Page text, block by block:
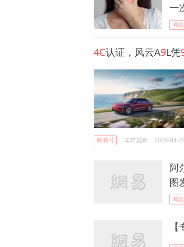
一
网
4C认证，风云A9L凭
网易号 车市观察 2026-04-
阿
图
网